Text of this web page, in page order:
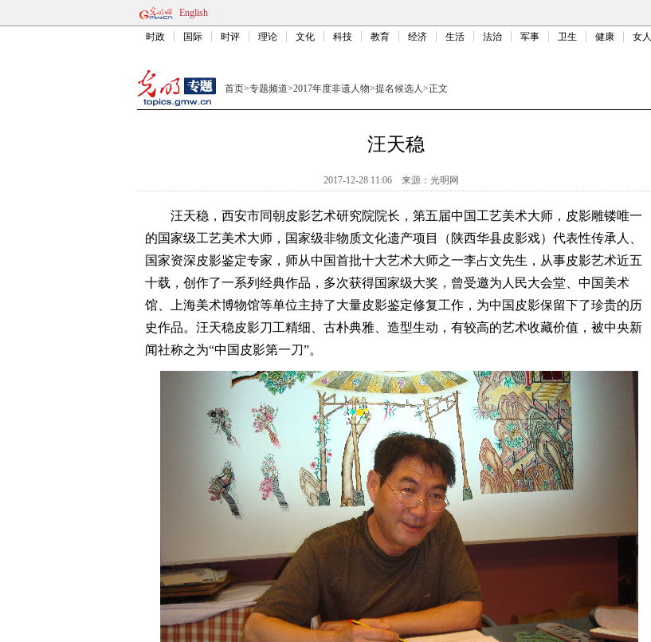
English
时政 国际 时评 理论 文化 科技 教育 经济 生活 法治 军事 卫生 健康 女人
首页>专题频道>2017年度非遗人物>提名候选人>正文
汪天稳
2017-12-28 11:06 来源： 光明网
汪天稳，西安市同朝皮影艺术研究院院长，第五届中国工艺美术大师，皮影雕镂唯一
的国家级工艺美术大师，国家级非物质文化遗产项目（陕西华县皮影戏）代表性传承人、
国家资深皮影鉴定专家，师从中国首批十大艺术大师之一李占文先生，从事皮影艺术近五
十载，创作了一系列经典作品，多次获得国家级大奖，曾受邀为人民大会堂、中国美术
馆、上海美术博物馆等单位主持了大量皮影鉴定修复工作，为中国皮影保留下了珍贵的历
史作品。汪天稳皮影刀工精细、古朴典雅、造型生动，有较高的艺术收藏价值，被中央新
闻社称之为“中国皮影第一刀”。